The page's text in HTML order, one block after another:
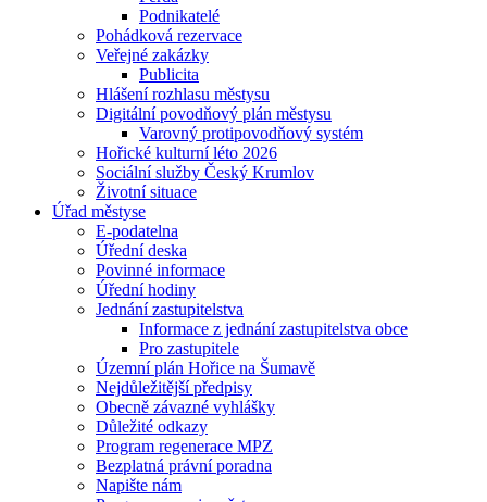
Podnikatelé
Pohádková rezervace
Veřejné zakázky
Publicita
Hlášení rozhlasu městysu
Digitální povodňový plán městysu
Varovný protipovodňový systém
Hořické kulturní léto 2026
Sociální služby Český Krumlov
Životní situace
Úřad městyse
E-podatelna
Úřední deska
Povinné informace
Úřední hodiny
Jednání zastupitelstva
Informace z jednání zastupitelstva obce
Pro zastupitele
Územní plán Hořice na Šumavě
Nejdůležitější předpisy
Obecně závazné vyhlášky
Důležité odkazy
Program regenerace MPZ
Bezplatná právní poradna
Napište nám